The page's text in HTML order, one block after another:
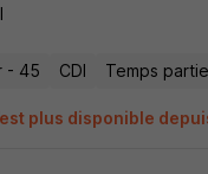
- 45 CDI Temps
plus disponible